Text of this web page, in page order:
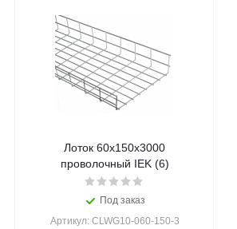
Лоток 60х150х3000
проволочный IEK (6)
Под заказ
Артикул: CLWG10-060-150-3